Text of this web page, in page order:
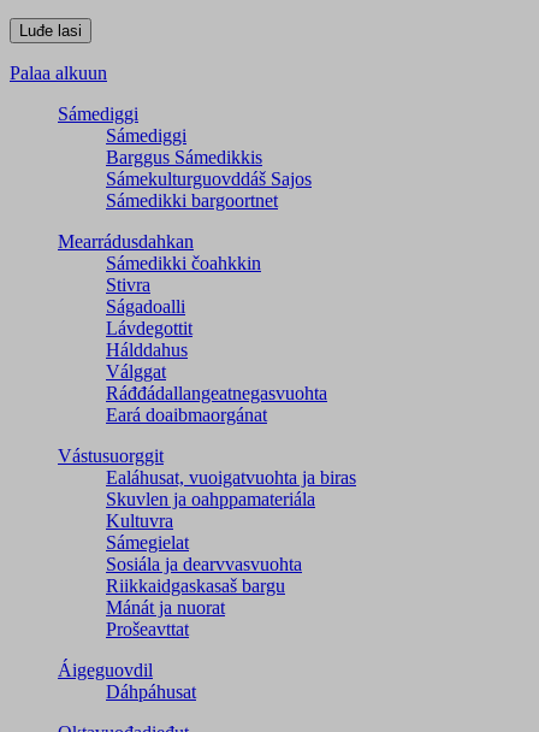
Palaa alkuun
Sámediggi
Sámediggi
Barggus Sámedikkis
Sámekulturguovddáš Sajos
Sámedikki bargoortnet
Mearrádusdahkan
Sámedikki čoahkkin
Stivra
Ságadoalli
Lávdegottit
Hálddahus
Válggat
Ráđđádallangeatnegas­vuohta
Eará doaibmaorgánat
Vástusuorggit
Ealáhusat, vuoigatvuohta ja biras
Skuvlen ja oahppamateriála
Kultuvra
Sámegielat
Sosiála ja dearvvasvuohta
Riikkaidgaskasaš bargu
Mánát ja nuorat
Prošeavttat
Áigeguovdil
Dáhpáhusat